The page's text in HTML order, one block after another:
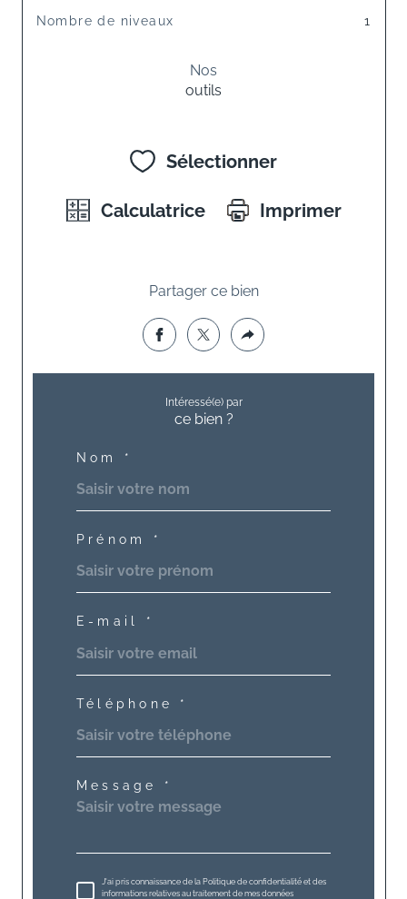
Nombre de niveaux 1
Nos
outils
Sélectionner
Calculatrice Imprimer
Partager ce bien
Intéressé(e) par
ce bien ?
Nom *
Prénom *
E-mail *
Téléphone *
Message *
J'ai pris connaissance de la Politique de confidentialité et des
informations relatives au traitement de mes données